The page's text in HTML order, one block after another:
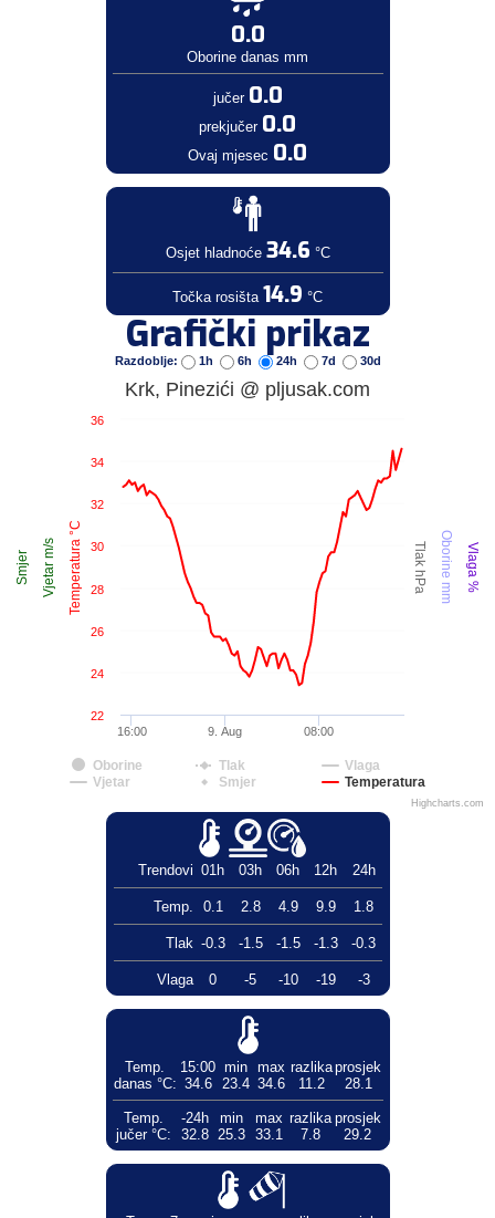
0.0
Oborine danas mm
jučer 0.0
prekjučer 0.0
Ovaj mjesec 0.0
Osjet hladnoće 34.6 °C
Točka rosišta 14.9 °C
Grafički prikaz
Razdoblje: 1h 6h 24h 7d 30d
Temperatura °C
Vjetar m/s Tlak hPa Oborine mm Vlaga %
Smjer
Krk, Pinezići @ pljusak.com
Oborine Tlak
Vlaga
Vjetar
Smjer Temperatura
9. Aug
16:00 08:00
22
24
26
28
30
32
34
36
Highcharts.com
Trendovi 01h 03h 06h 12h 24h
Temp. 0.1 2.8 4.9 9.9 1.8
Tlak -0.3 -1.5 -1.5 -1.3 -0.3
Vlaga 0 -5 -10 -19 -3
Temp.
danas °C:
15:00
34.6
min
23.4
max
34.6
razlika
11.2
prosjek
28.1
Temp.
jučer °C:
-24h
32.8
min
25.3
max
33.1
razlika
7.8
prosjek
29.2